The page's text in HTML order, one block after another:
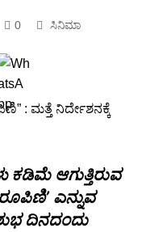
0 ಸಿನಿಮಾ
ಕಡಿಮೆ ಆಗುತ್ತಿರುವ
ಎನ್ನುವ
ದಿನದಂದು